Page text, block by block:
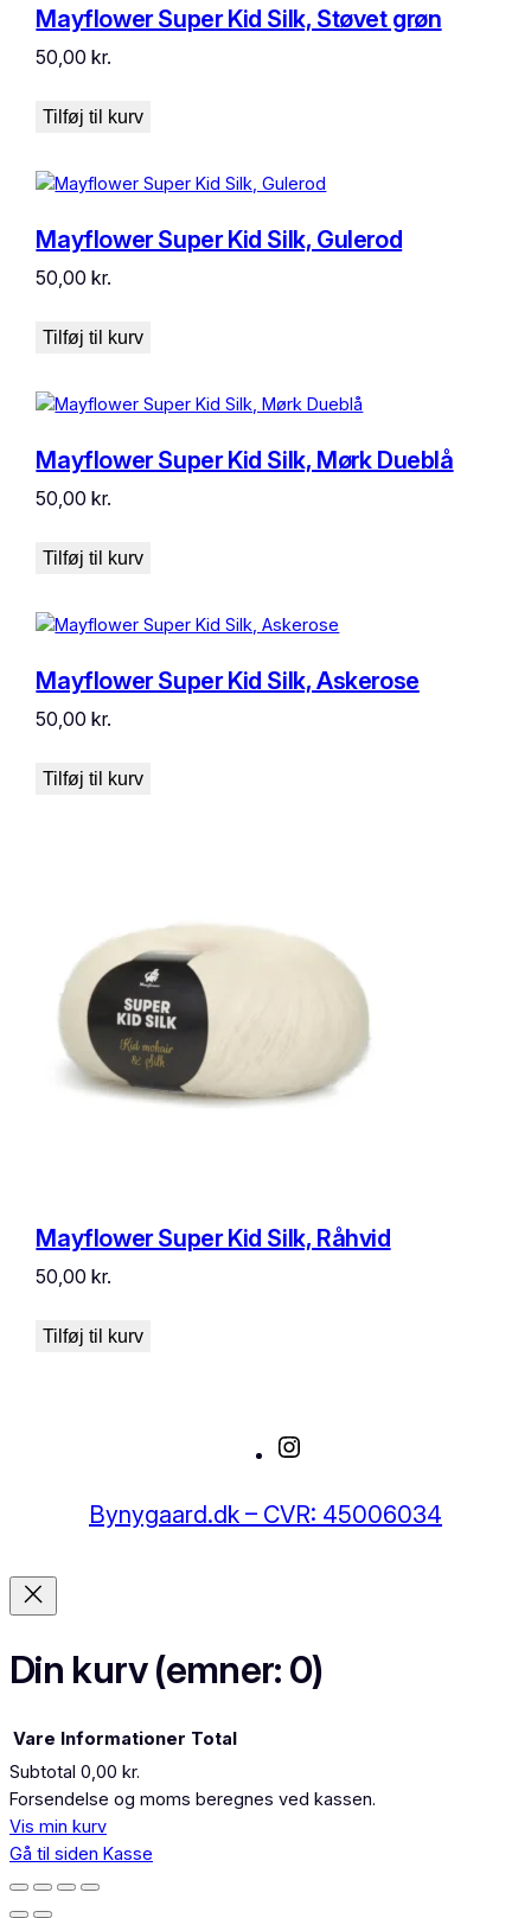
Mayflower Super Kid Silk, Støvet grøn
50,00kr.
Tilføj til kurv
Mayflower Super Kid Silk, Gulerod
50,00kr.
Tilføj til kurv
Mayflower Super Kid Silk, Mørk Dueblå
50,00kr.
Tilføj til kurv
Mayflower Super Kid Silk, Askerose
50,00kr.
Tilføj til kurv
Mayflower Super Kid Silk, Råhvid
50,00kr.
Tilføj til kurv
Bynygaard.dk – CVR: 45006034
Din kurv(emner: 0)
Varer
i
indkøbskurv
Vare Informationer Total
Subtotal 0,00 kr.
Forsendelse og moms beregnes ved kassen.
Vis min kurv
Gå til siden Kasse